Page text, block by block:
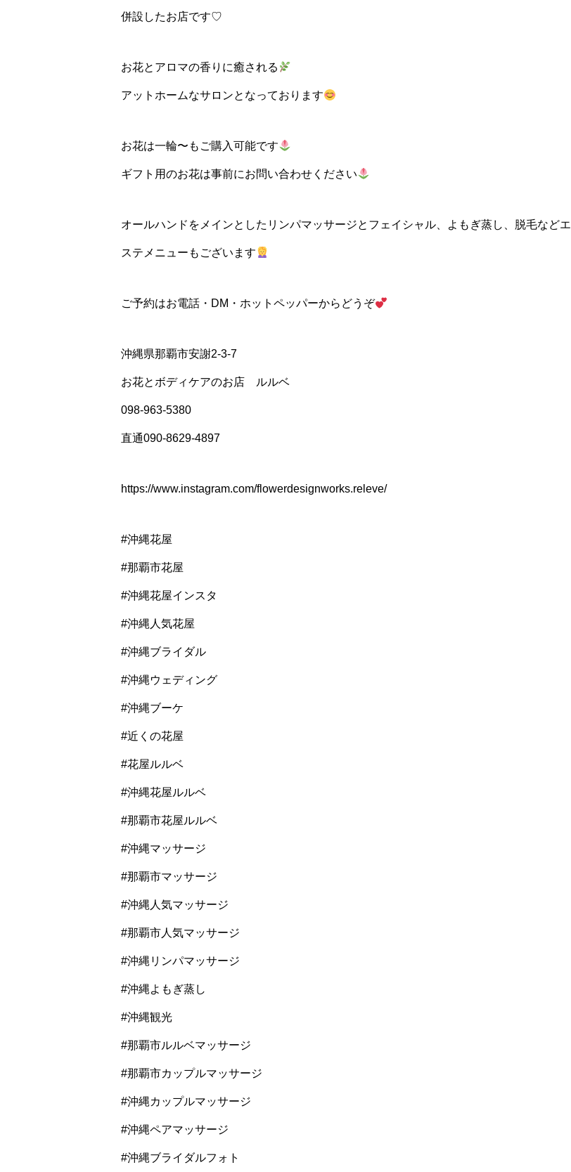
併設したお店です♡
お花とアロマの香りに癒される
アットホームなサロンとなっております
お花は一輪〜もご購入可能です
ギフト用のお花は事前にお問い合わせください
オールハンドをメインとしたリンパマッサージとフェイシャル、よもぎ蒸し、脱毛などエ
ステメニューもございます
ご予約はお電話・DM・ホットペッパーからどうぞ
沖縄県那覇市安謝2-3-7
お花とボディケアのお店 ルルベ
098-963-5380
直通090-8629-4897
https://www.instagram.com/flowerdesignworks.releve/
#沖縄花屋
#那覇市花屋
#沖縄花屋インスタ
#沖縄人気花屋
#沖縄ブライダル
#沖縄ウェディング
#沖縄ブーケ
#近くの花屋
#花屋ルルベ
#沖縄花屋ルルベ
#那覇市花屋ルルベ
#沖縄マッサージ
#那覇市マッサージ
#沖縄人気マッサージ
#那覇市人気マッサージ
#沖縄リンパマッサージ
#沖縄よもぎ蒸し
#沖縄観光
#那覇市ルルベマッサージ
#那覇市カップルマッサージ
#沖縄カップルマッサージ
#沖縄ペアマッサージ
#沖縄ブライダルフォト